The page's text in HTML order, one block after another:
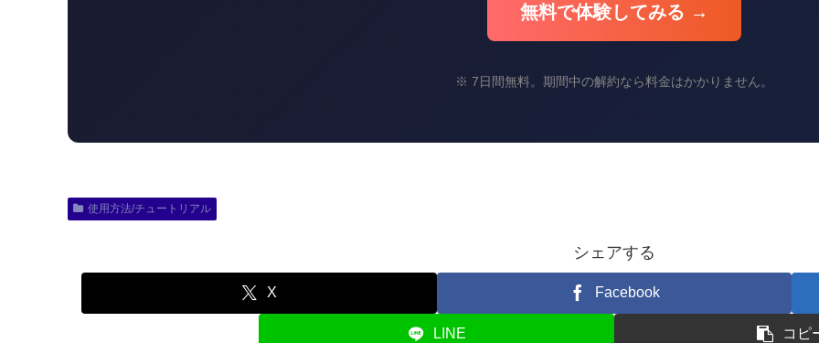
無料で体験してみる →
※ 7日間無料。期間中の解約なら料金はかかりません。
使用方法/チュートリアル
シェアする
X Facebook
LINE コピ